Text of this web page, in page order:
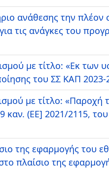
ανάθεσης την
τις ανάγκες του
με τίτλο: «Εκ των
του ΣΣ ΚΑΠ 2023-
με τίτλο: «Παροχή
καν. (ΕΕ] 2021/2115,
της εφαρμογής του
πλαίσιο της